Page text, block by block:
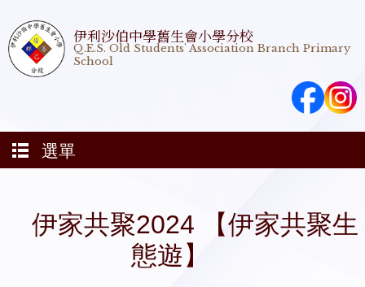
伊利沙伯中學舊生會小學分校
Q.E.S. Old Students' Association Branch Primary
School
選單
伊家共聚2024 【伊家共聚生
態遊】